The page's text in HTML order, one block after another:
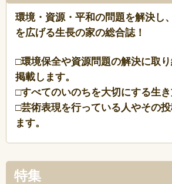
環境・資源・平和の問題を解決し
を広げる生長の家の総合誌！
□環境保全や資源問題の解決に取
掲載します。
□すべてのいのちを大切にする生き
□芸術表現を行っている人やその
ます。
特集